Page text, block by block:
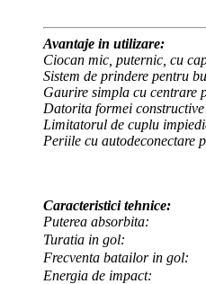
Avantaje in utilizare:
Ciocan mic, puternic, cu
Sistem de prindere pentru
Gaurire simpla cu centrare
Datorita formei
Limitatorul de cuplu
Periile cu autodeconectare
Caracteristici tehnice:
Puterea absorbita:
Turatia in gol:
Frecventa batailor in gol:
Energia de impact: